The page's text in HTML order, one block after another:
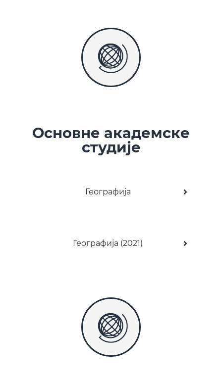
Основне академске
студије
Географија
Географија (2021)